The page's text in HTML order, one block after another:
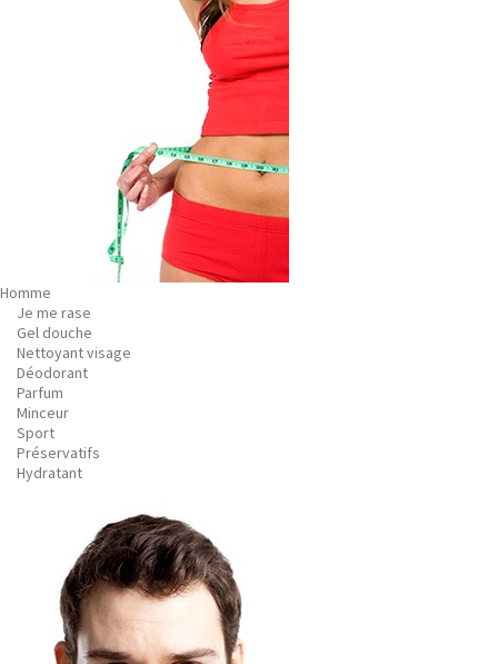
Homme
Je me rase
Gel douche
Nettoyant visage
Déodorant
Parfum
Minceur
Sport
Préservatifs
Hydratant